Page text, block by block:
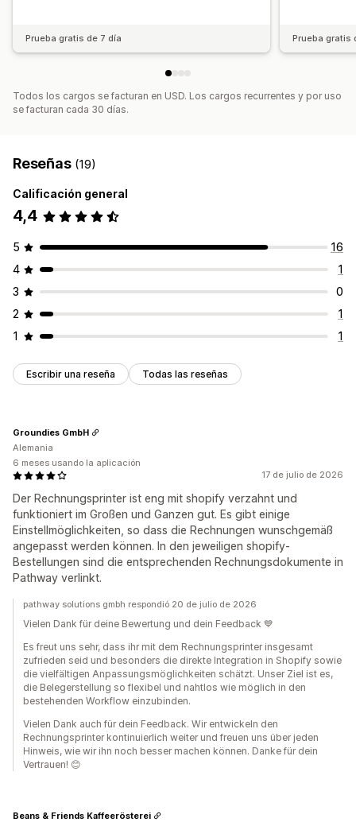
Clientes
Precios Importación de datos históricos
Prueba gratis de 7 día Prueba gratis
Todos los cargos se facturan en USD. Los cargos recurrentes y por uso
se facturan cada 30 días.
Reseñas (19)
Calificación general
4,4
5
16
4
1
3
0
2
1
1
1
Escribir una reseña Todas las reseñas
17 de julio de 2026
Der Rechnungsprinter ist eng mit shopify verzahnt und
funktioniert im Großen und Ganzen gut. Es gibt einige
Einstellmöglichkeiten, so dass die Rechnungen wunschgemäß
angepasst werden können. In den jeweiligen shopify-
Bestellungen sind die entsprechenden Rechnungsdokumente in
Pathway verlinkt.
Groundies GmbH
Alemania
6 meses usando la aplicación
pathway solutions gmbh respondió 20 de julio de 2026
Vielen Dank für deine Bewertung und dein Feedback 💙
Es freut uns sehr, dass ihr mit dem Rechnungsprinter insgesamt
zufrieden seid und besonders die direkte Integration in Shopify sowie
die vielfältigen Anpassungsmöglichkeiten schätzt. Unser Ziel ist es,
die Belegerstellung so flexibel und nahtlos wie möglich in den
bestehenden Workflow einzubinden.
Vielen Dank auch für dein Feedback. Wir entwickeln den
Rechnungsprinter kontinuierlich weiter und freuen uns über jeden
Hinweis, wie wir ihn noch besser machen können. Danke für dein
Vertrauen! 😊
Beans & Friends Kaffeerösterei